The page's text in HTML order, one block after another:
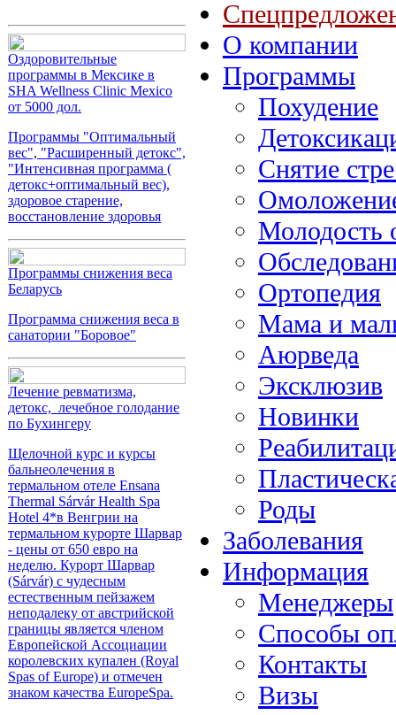
Оздоровительные
программы в Мексике в
SHA Wellness Clinic Mexico
от 5000 дол.
Программы "Оптимальный
вес", "Расширенный детокс",
"Интенсивная программа (
детокс+оптимальный вес),
здоровое старение,
восстановление здоровья
Программы снижения веса
Беларусь
Программа снижения веса в
санатории "Боровое"
Лечение ревматизма,
детокс, лечебное голодание
по Бухингеру
Щелочной курс и курсы
бальнеолечения в
термальном отеле Ensana
Thermal Sárvár Health Spa
Hotel 4*в Венгрии на
термальном курорте Шарвар
- цены от 650 евро на
неделю. Курорт Шарвар
(Sárvár) с чудесным
естественным пейзажем
неподалеку от австрийской
границы является членом
Европейской Ассоциации
королевских купален (Royal
Spas of Europe) и отмечен
знаком качества EuropeSpa.
О компании
Программы
Похудение
Снятие
Молодость
Ортопедия
Мама и
Аюрведа
Эксклюзив
Новинки
Роды
Заболевания
Информация
Менеджеры
Способы
Контакты
Визы